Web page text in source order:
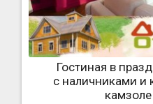
Гостиная в
с наличниками и